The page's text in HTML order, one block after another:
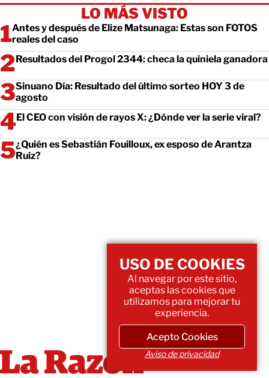
LO MÁS VISTO
Antes y después de Elize Matsunaga: Estas son FOTOS
reales del caso
Resultados del Progol 2344: checa la quiniela ganadora
Sinuano Día: Resultado del último sorteo HOY 3 de
agosto
El CEO con visión de rayos X: ¿Dónde ver la serie viral?
¿Quién es Sebastián Fouilloux, ex esposo de Arantza
Ruiz?
USO DE COOKIES
Al navegar por este sitio,
aceptas las cookies que
utilizamos para mejorar tu
experiencia.
Acepto Cookies
Aviso de privacidad